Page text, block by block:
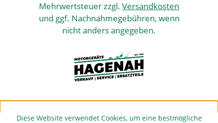
Mehrwertsteuer zzgl. Versandkosten
und ggf. Nachnahmegebühren, wenn
nicht anders angegeben.
Diese Website verwendet Cookies, um eine bestmögliche